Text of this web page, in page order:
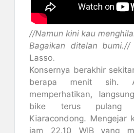
//Namun kini kau
Bagaikan ditelan bumi.//
Lasso.
Konsernya berakhir
berapa menit sih.
memperhatikan,
bike terus pulang
Kiaracondong. Mengejar
jam 22.10 WIB yang